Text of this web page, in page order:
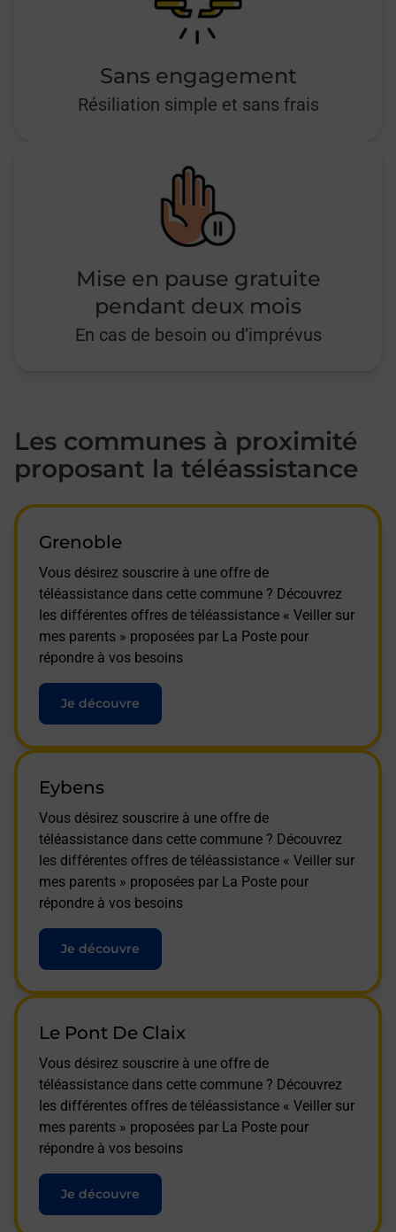
Sans engagement
Résiliation simple et sans frais
Mise en pause gratuite
pendant deux mois
En cas de besoin ou d’imprévus
Les communes à proximité
proposant la téléassistance
Grenoble
Vous désirez souscrire à une offre de
téléassistance dans cette commune ? Découvrez
les différentes offres de téléassistance « Veiller sur
mes parents » proposées par La Poste pour
répondre à vos besoins
Je découvre
Eybens
Vous désirez souscrire à une offre de
téléassistance dans cette commune ? Découvrez
les différentes offres de téléassistance « Veiller sur
mes parents » proposées par La Poste pour
répondre à vos besoins
Je découvre
Le Pont De Claix
Vous désirez souscrire à une offre de
téléassistance dans cette commune ? Découvrez
les différentes offres de téléassistance « Veiller sur
mes parents » proposées par La Poste pour
répondre à vos besoins
Je découvre